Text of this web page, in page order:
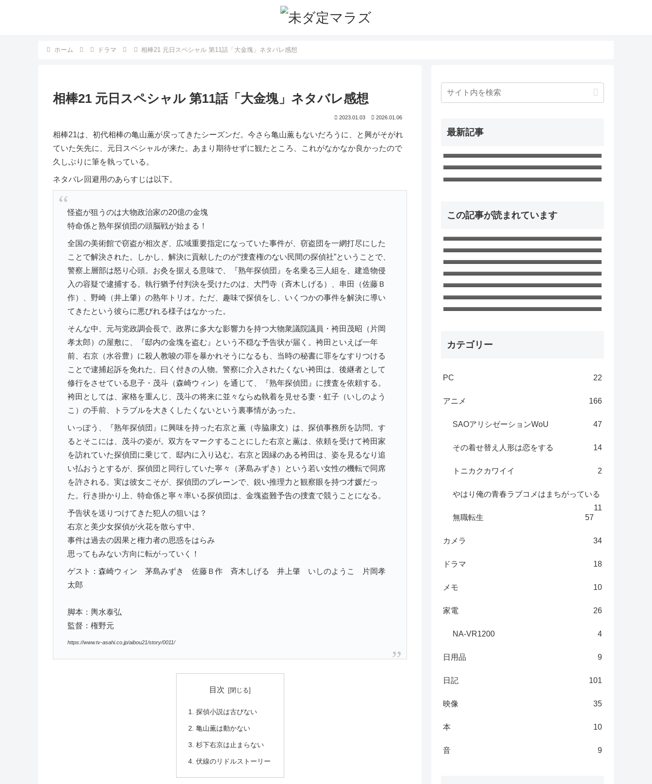
ホーム ドラマ 相棒21 元日スペシャル 第11話「大金塊」ネタバレ感想
相棒21 元日スペシャル 第11話「大金塊」ネタバレ感想
2023.01.03 2026.01.06
相棒21は、初代相棒の亀山薫が戻ってきたシーズンだ。今さら亀山薫もないだろうに、と興がそがれ
ていた矢先に、元日スペシャルが来た。あまり期待せずに観たところ、これがなかなか良かったので
久しぶりに筆を執っている。
ネタバレ回避用のあらすじは以下。
怪盗が狙うのは大物政治家の20億の金塊
特命係と熟年探偵団の頭脳戦が始まる！
全国の美術館で窃盗が相次ぎ、広域重要指定になっていた事件が、窃盗団を一網打尽にした
ことで解決された。しかし、解決に貢献したのが“捜査権のない民間の探偵社”ということで、
警察上層部は怒り心頭。お灸を据える意味で、『熟年探偵団』を名乗る三人組を、建造物侵
入の容疑で逮捕する。執行猶予付判決を受けたのは、大門寺（斉木しげる）、串田（佐藤Ｂ
作）、野崎（井上肇）の熟年トリオ。ただ、趣味で探偵をし、いくつかの事件を解決に導い
てきたという彼らに悪びれる様子はなかった。
そんな中、元与党政調会長で、政界に多大な影響力を持つ大物衆議院議員・袴田茂昭（片岡
孝太郎）の屋敷に、『邸内の金塊を盗む』という不穏な予告状が届く。袴田といえば一年
前、右京（水谷豊）に殺人教唆の罪を暴かれそうになるも、当時の秘書に罪をなすりつける
ことで逮捕起訴を免れた、曰く付きの人物。警察に介入されたくない袴田は、後継者として
修行をさせている息子・茂斗（森崎ウィン）を通じて、『熟年探偵団』に捜査を依頼する。
袴田としては、家格を重んじ、茂斗の将来に並々ならぬ執着を見せる妻・虹子（いしのよう
こ）の手前、トラブルを大きくしたくないという裏事情があった。
いっぽう、『熟年探偵団』に興味を持った右京と薫（寺脇康文）は、探偵事務所を訪問。す
るとそこには、茂斗の姿が。双方をマークすることにした右京と薫は、依頼を受けて袴田家
を訪れていた探偵団に乗じて、邸内に入り込む。右京と因縁のある袴田は、姿を見るなり追
い払おうとするが、探偵団と同行していた寧々（茅島みずき）という若い女性の機転で同席
を許される。実は彼女こそが、探偵団のブレーンで、鋭い推理力と観察眼を持つ才媛だっ
た。行き掛かり上、特命係と寧々率いる探偵団は、金塊盗難予告の捜査で競うことになる。
予告状を送りつけてきた犯人の狙いは？
右京と美少女探偵が火花を散らす中、
事件は過去の因果と権力者の思惑をはらみ
思ってもみない方向に転がっていく！
ゲスト：森崎ウィン 茅島みずき 佐藤Ｂ作 斉木しげる 井上肇 いしのようこ 片岡孝
太郎
脚本：輿水泰弘
監督：権野元
https://www.tv-asahi.co.jp/aibou21/story/0011/
目次
探偵小説は古びない
亀山薫は動かない
杉下右京は止まらない
伏線のリドルストーリー
最新記事
相棒21 元日スペシャル 第11話「大金
バレ感想＆考察
「天気の子」ネタバレ感想 すべてが
氷解する仕掛けを考察
この記事が読まれています
窓用エアコンがうるさい！ので対策
最終回「ニューワールド」ネタバレ
感想 新世界
無職転生Ⅱ 第18話「ターニングポイ
ント３」ネタバレ感想 さすがの神回
無職転生 第22話「現実（ユメ） 」ネ
タバレ感想 エリスの夢
無職転生Ⅱ 第24話「嗣ぐ」最終回ネ
タバレ感想
無職転生 第8話「ターニングポイント
1」ネタバレ感想 第一部～完～
無職転生 第16話「親子げんか」ネタ
バレ感想 エリスと家族
カテゴリー
PC 22
アニメ 166
SAOアリシゼーションWoU 47
その着せ替え人形は恋をする 14
トニカクカワイイ 2
やはり俺の青春ラブコメはまちがっている
11
無職転生
57
カメラ 34
ドラマ 18
メモ 10
家電 26
NA-VR1200 4
日用品 9
日記 101
映像 35
本 10
音 9